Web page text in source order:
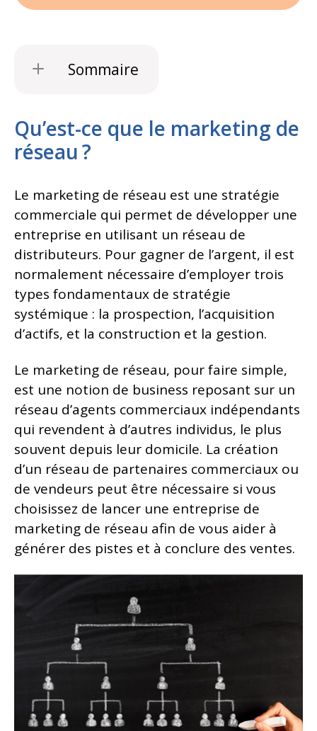
Sommaire
Qu’est-ce que le marketing de
réseau ?
Le marketing de réseau est une stratégie
commerciale qui permet de développer une
entreprise en utilisant un réseau de
distributeurs. Pour gagner de l’argent, il est
normalement nécessaire d’employer trois
types fondamentaux de stratégie
systémique : la prospection, l’acquisition
d’actifs, et la construction et la gestion.
Le marketing de réseau, pour faire simple,
est une notion de business reposant sur un
réseau d’agents commerciaux indépendants
qui revendent à d’autres individus, le plus
souvent depuis leur domicile. La création
d’un réseau de partenaires commerciaux ou
de vendeurs peut être nécessaire si vous
choisissez de lancer une entreprise de
marketing de réseau afin de vous aider à
générer des pistes et à conclure des ventes.